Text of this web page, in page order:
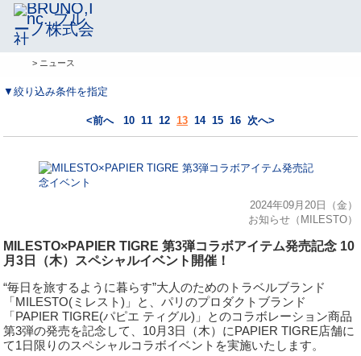
> ニュース
▼絞り込み条件を指定
<前へ 10 11 12 13 14 15 16 次へ>
2024年09月20日（金）
お知らせ（MILESTO）
MILESTO×PAPIER TIGRE 第3弾コラボアイテム発売記念 10
月3日（木）スペシャルイベント開催！
“毎日を旅するように暮らす”大⼈のためのトラベルブランド
「MILESTO(ミレスト)」と、パリのプロダクトブランド
「PAPIER TIGRE(パピエ ティグル)」とのコラボレーション商品
第3弾の発売を記念して、10月3日（木）にPAPIER TIGRE店舗に
て1日限りのスペシャルコラボイベントを実施いたします。